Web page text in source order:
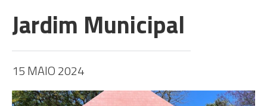
Jardim Municipal
15 MAIO 2024